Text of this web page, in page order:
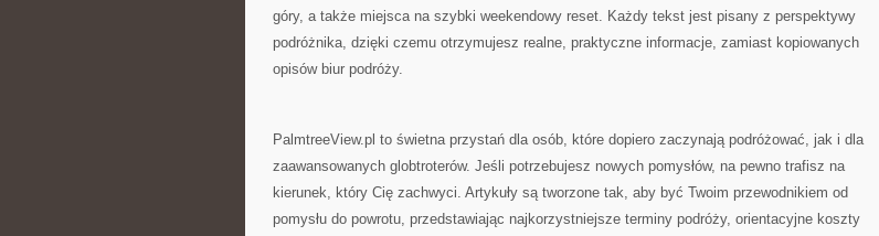
góry, a także miejsca na szybki weekendowy reset. Każdy tekst jest pisany z perspektywy
podróżnika, dzięki czemu otrzymujesz realne, praktyczne informacje, zamiast kopiowanych
opisów biur podróży.
PalmtreeView.pl to świetna przystań dla osób, które dopiero zaczynają podróżować, jak i dla
zaawansowanych globtroterów. Jeśli potrzebujesz nowych pomysłów, na pewno trafisz na
kierunek, który Cię zachwyci. Artykuły są tworzone tak, aby być Twoim przewodnikiem od
pomysłu do powrotu, przedstawiając najkorzystniejsze terminy podróży, orientacyjne koszty